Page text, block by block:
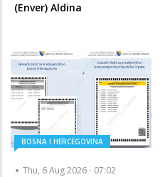
(Enver) Aldina
BOSNA I HERCEGOVINA
Thu, 6 Aug 2026 - 07:02